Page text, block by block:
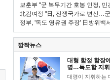
보훈부 "군 복무기간 호봉 인정, 민
北김여정 "日, 전쟁국가로 변신…
정부, '독도 영유권 주장' 日방위백
깜짝뉴스
대형 함정 함장
명…독도함 지
대령이 지휘하는